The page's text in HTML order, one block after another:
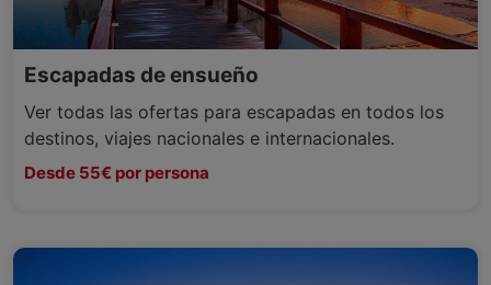
Escapadas de ensueño
Ver todas las ofertas para escapadas en todos los
destinos, viajes nacionales e internacionales.
Desde 55€ por persona